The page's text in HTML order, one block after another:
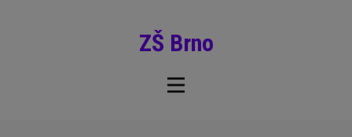
ZŠ Brno